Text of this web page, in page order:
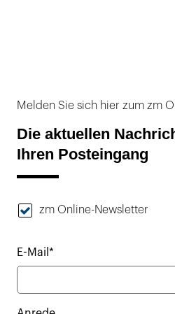
Melden Sie sich hier zum zm
Die aktuellen
Ihren Posteingang
zm Online-Newsletter
E-Mail*